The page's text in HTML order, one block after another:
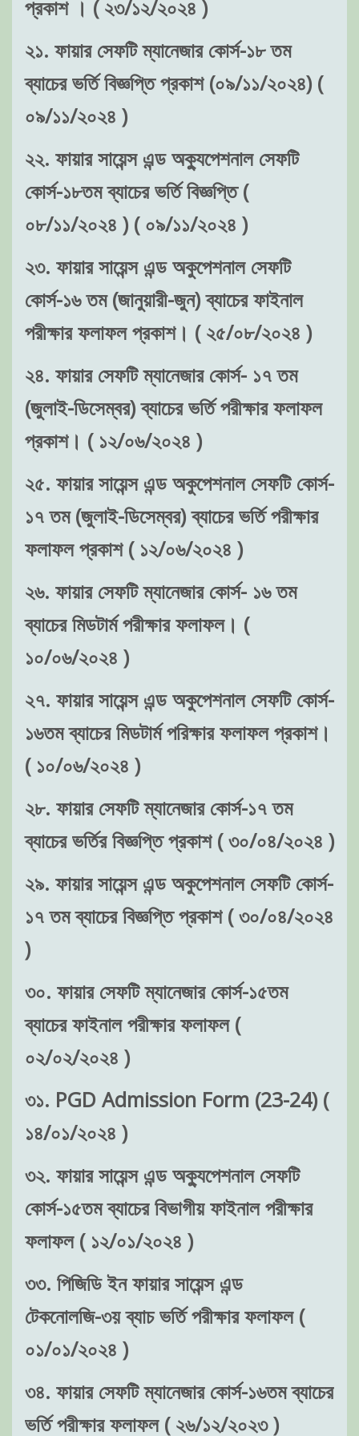
প্রকাশ । ( ২৩/১২/২০২৪ )
২১. ফায়ার সেফটি ম্যানেজার কোর্স-১৮ তম
ব্যাচের ভর্তি বিজ্ঞপ্তি প্রকাশ (০৯/১১/২০২৪) (
০৯/১১/২০২৪ )
২২. ফায়ার সায়েন্স এন্ড অক্যুপেশনাল সেফটি
কোর্স-১৮তম ব্যাচের ভর্তি বিজ্ঞপ্তি (
০৮/১১/২০২৪ ) ( ০৯/১১/২০২৪ )
২৩. ফায়ার সায়েন্স এন্ড অকুপেশনাল সেফটি
কোর্স-১৬ তম (জানুয়ারী-জুন) ব্যাচের ফাইনাল
পরীক্ষার ফলাফল প্রকাশ। ( ২৫/০৮/২০২৪ )
২৪. ফায়ার সেফটি ম্যানেজার কোর্স- ১৭ তম
(জুলাই-ডিসেম্বর) ব্যাচের ভর্তি পরীক্ষার ফলাফল
প্রকাশ। ( ১২/০৬/২০২৪ )
২৫. ফায়ার সায়েন্স এন্ড অকুপেশনাল সেফটি কোর্স-
১৭ তম (জুলাই-ডিসেম্বর) ব্যাচের ভর্তি পরীক্ষার
ফলাফল প্রকাশ ( ১২/০৬/২০২৪ )
২৬. ফায়ার সেফটি ম্যানেজার কোর্স- ১৬ তম
ব্যাচের মিডটার্ম পরীক্ষার ফলাফল। (
১০/০৬/২০২৪ )
২৭. ফায়ার সায়েন্স এন্ড অকুপেশনাল সেফটি কোর্স-
১৬তম ব্যাচের মিডটার্ম পরিক্ষার ফলাফল প্রকাশ।
( ১০/০৬/২০২৪ )
২৮. ফায়ার সেফটি ম্যানেজার কোর্স-১৭ তম
ব্যাচের ভর্তির বিজ্ঞপ্তি প্রকাশ ( ৩০/০৪/২০২৪ )
২৯. ফায়ার সায়েন্স এন্ড অকুপেশনাল সেফটি কোর্স-
১৭ তম ব্যাচের বিজ্ঞপ্তি প্রকাশ ( ৩০/০৪/২০২৪
)
৩০. ফায়ার সেফটি ম্যানেজার কোর্স-১৫তম
ব্যাচের ফাইনাল পরীক্ষার ফলাফল (
০২/০২/২০২৪ )
৩১. PGD Admission Form (23-24) (
১৪/০১/২০২৪ )
৩২. ফায়ার সায়েন্স এন্ড অক্যুপেশনাল সেফটি
কোর্স-১৫তম ব্যাচের বিভাগীয় ফাইনাল পরীক্ষার
ফলাফল ( ১২/০১/২০২৪ )
৩৩. পিজিডি ইন ফায়ার সায়েন্স এন্ড
টেকনোলজি-৩য় ব্যাচ ভর্তি পরীক্ষার ফলাফল (
০১/০১/২০২৪ )
৩৪. ফায়ার সেফটি ম্যানেজার কোর্স-১৬তম ব্যাচের
ভর্তি পরীক্ষার ফলাফল ( ২৬/১২/২০২৩ )